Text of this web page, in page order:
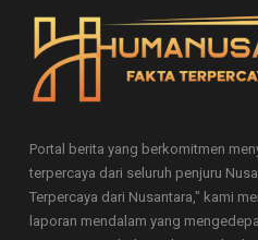
Portal berita yang berkomitmen
terpercaya dari seluruh penjuru
Terpercaya dari Nusantara," kami
laporan mendalam yang